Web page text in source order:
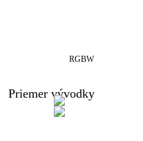
RGBW
Priemer vývodky